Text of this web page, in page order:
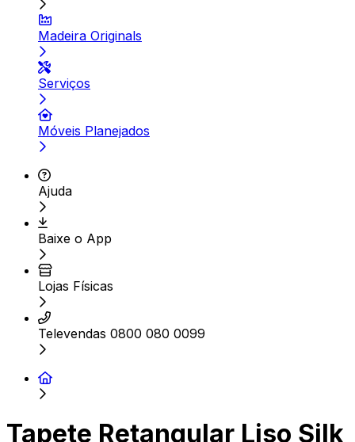
Madeira Originals
Serviços
Móveis Planejados
Ajuda
Baixe o App
Lojas Físicas
Televendas 0800 080 0099
Tapete Retangular Liso Silk